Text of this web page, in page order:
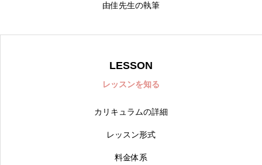
由佳先生の執筆
LESSON
レッスンを知る
カリキュラムの詳細
レッスン形式
料金体系